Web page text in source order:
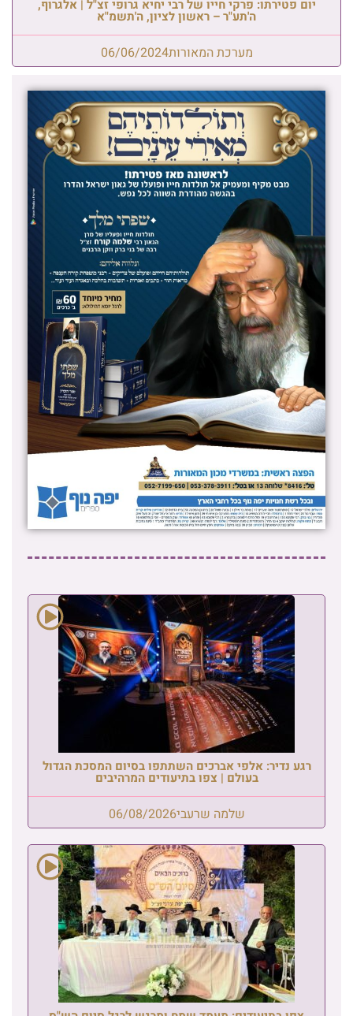
יום פטירתו: פרקי חייו של רבי יחיא גרופי זצ"ל | אלגרוף,
ה'תע"ר – ראשון לציון, ה'תשמ"א
מערכת המאורות06/06/2024
רגע נדיר: אלפי אברכים השתתפו בסיום המסכת הגדול
בעולם | צפו בתיעודים המרהיבים
שלמה שרעבי06/08/2026